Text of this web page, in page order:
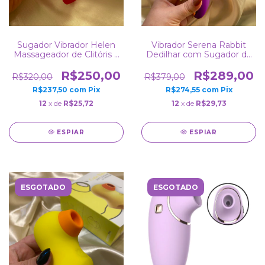
Sugador Vibrador Helen
Massageador de Clitóris e
Recarregável Resistente a
Água no
R$320,00 R$250,00
R$237,50 com Pix
12 x de R$25,72
ESPIAR
Vibrador Serena Rabbit
Dedilhar com Sugador de
Modos de Dedilhar e 7
Sucções Recarregável
R$379,00 R$289,00
R$274,55 com Pix
12 x de R$29,73
ESPIAR
ESGOTADO ESGOTADO